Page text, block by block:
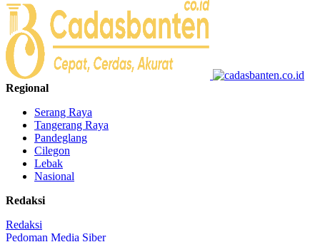
Regional
Serang Raya
Tangerang Raya
Pandeglang
Cilegon
Lebak
Nasional
Redaksi
Redaksi
Pedoman Media Siber